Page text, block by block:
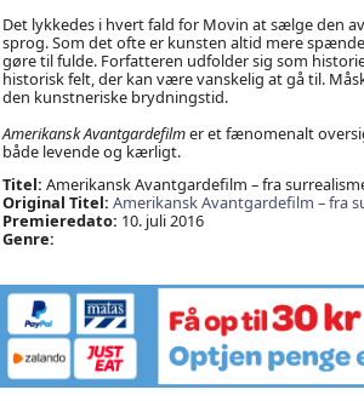
Det lykkedes i hvert fald for Movin at sælge den
sprog. Som det ofte er kunsten altid mere
gøre til fulde. Forfatteren udfolder sig som
historisk felt, der kan være vanskelig at gå til.
den kunstneriske brydningstid.
Amerikansk Avantgardefilmer et fænomenalt
både levende og kærligt.
Titel: Amerikansk Avantgardefilm – fra
Original Titel: Amerikansk Avantgardefilm – fra
Premieredato: 10. juli 2016
Genre: